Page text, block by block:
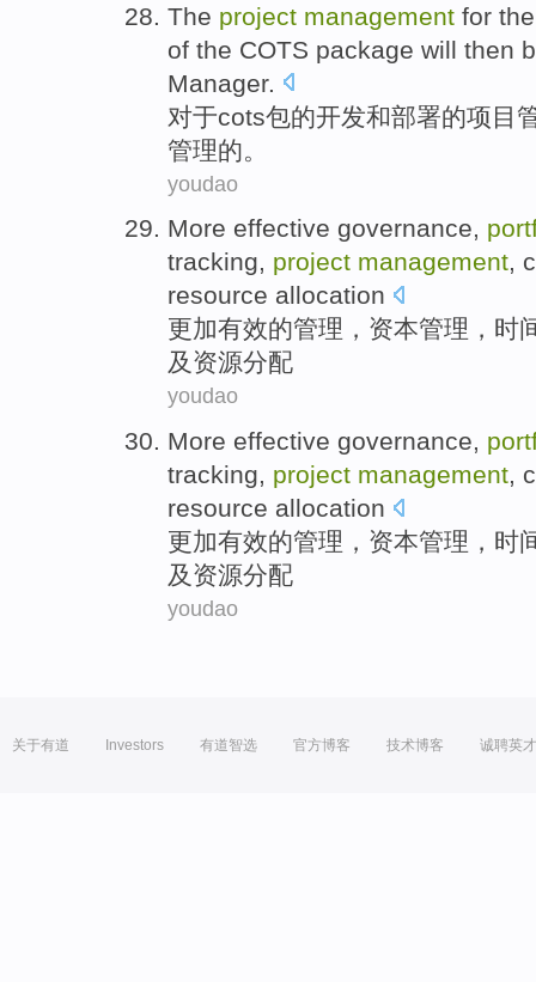
The project management for the
of the COTS package will then
Manager.
对于cots包的开发和部署的项目
管理的 。
youdao
More effective governance,
tracking, project management,
resource allocation
更加有效的管理 ， 资本管理 ， 时
及 资源分配
youdao
More effective governance,
tracking, project management,
resource allocation
更加有效的管理 ， 资本管理 ， 时
及 资源分配
youdao
关于有道 Investors 有道智选 官方博客 技术博客 诚聘英才